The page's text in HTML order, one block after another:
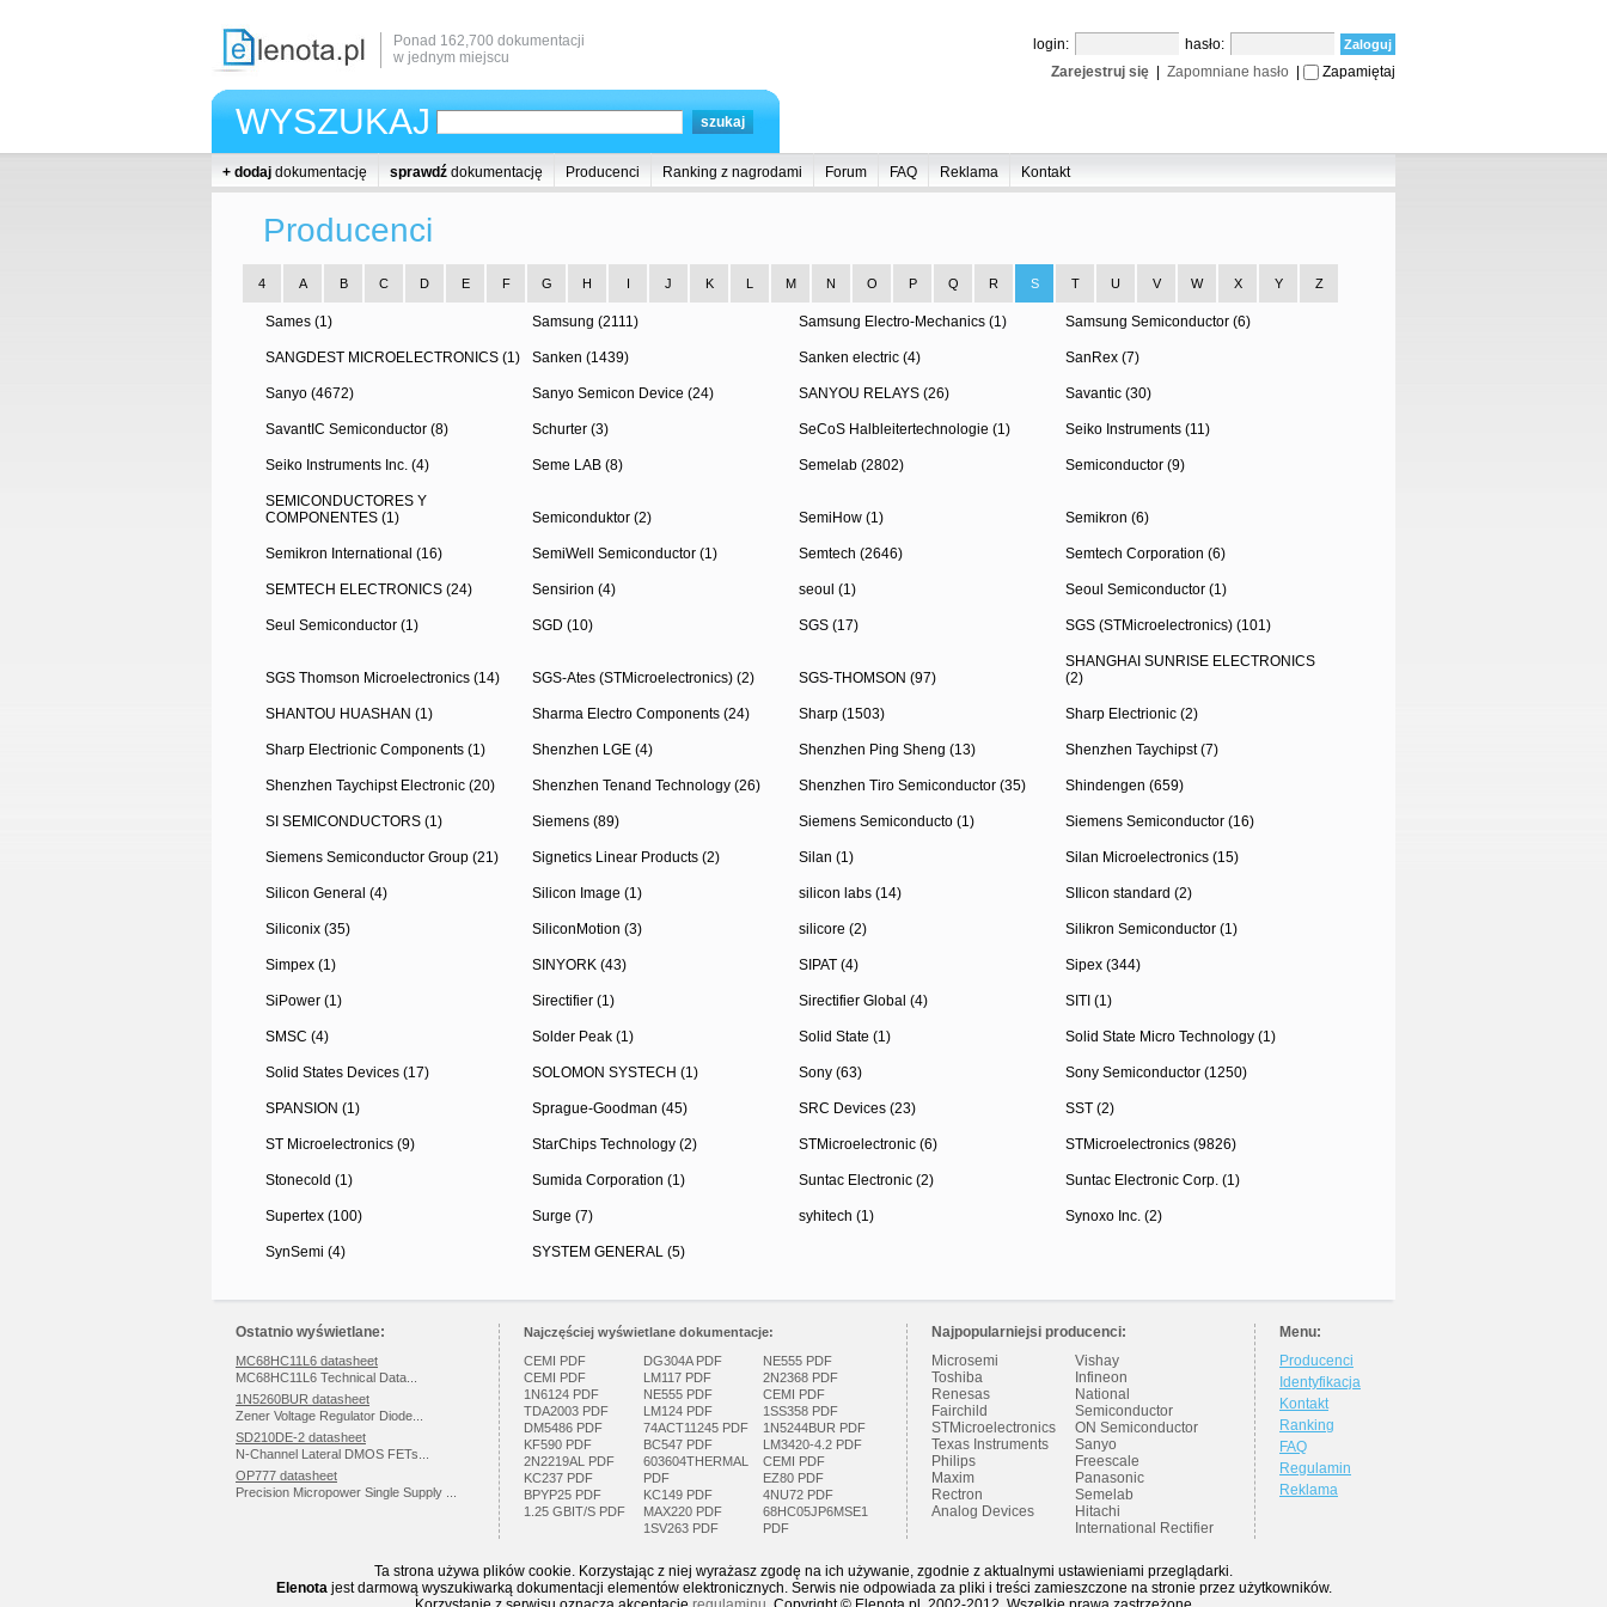
Ponad 162,700 dokumentacji
w jednym miejscu
login:
hasło:
Zarejestruj się
Zapomniane hasło Zapamiętaj
WYSZUKAJ
+ dodaj dokumentację sprawdź dokumentację Producenci Ranking z nagrodami Forum FAQ Reklama Kontakt
Producenci
4 A B C D E F G H I J K L M N O P Q R S T U V W X Y Z
Sames (1) Samsung (2111) Samsung Electro-Mechanics (1) Samsung Semiconductor (6)
SANGDEST MICROELECTRONICS (1) Sanken (1439) Sanken electric (4) SanRex (7)
Sanyo (4672) Sanyo Semicon Device (24) SANYOU RELAYS (26) Savantic (30)
SavantIC Semiconductor (8) Schurter (3) SeCoS Halbleitertechnologie (1) Seiko Instruments (11)
Seiko Instruments Inc. (4) Seme LAB (8) Semelab (2802) Semiconductor (9)
SEMICONDUCTORES Y
COMPONENTES (1)
Semiconduktor (2) SemiHow (1) Semikron (6)
Semikron International (16) SemiWell Semiconductor (1) Semtech (2646) Semtech Corporation (6)
SEMTECH ELECTRONICS (24) Sensirion (4) seoul (1) Seoul Semiconductor (1)
Seul Semiconductor (1) SGD (10) SGS (17) SGS (STMicroelectronics) (101)
SGS Thomson Microelectronics (14) SGS-Ates (STMicroelectronics) (2) SGS-THOMSON (97)
SHANGHAI SUNRISE ELECTRONICS
(2)
SHANTOU HUASHAN (1) Sharma Electro Components (24) Sharp (1503) Sharp Electrionic (2)
Sharp Electrionic Components (1) Shenzhen LGE (4) Shenzhen Ping Sheng (13) Shenzhen Taychipst (7)
Shenzhen Taychipst Electronic (20) Shenzhen Tenand Technology (26) Shenzhen Tiro Semiconductor (35) Shindengen (659)
SI SEMICONDUCTORS (1) Siemens (89) Siemens Semiconducto (1) Siemens Semiconductor (16)
Siemens Semiconductor Group (21) Signetics Linear Products (2) Silan (1) Silan Microelectronics (15)
Silicon General (4) Silicon Image (1) silicon labs (14) SIlicon standard (2)
Siliconix (35) SiliconMotion (3) silicore (2) Silikron Semiconductor (1)
Simpex (1) SINYORK (43) SIPAT (4) Sipex (344)
SiPower (1) Sirectifier (1) Sirectifier Global (4) SITI (1)
SMSC (4) Solder Peak (1) Solid State (1) Solid State Micro Technology (1)
Solid States Devices (17) SOLOMON SYSTECH (1) Sony (63) Sony Semiconductor (1250)
SPANSION (1) Sprague-Goodman (45) SRC Devices (23) SST (2)
ST Microelectronics (9) StarChips Technology (2) STMicroelectronic (6) STMicroelectronics (9826)
Stonecold (1) Sumida Corporation (1) Suntac Electronic (2) Suntac Electronic Corp. (1)
Supertex (100) Surge (7) syhitech (1) Synoxo Inc. (2)
SynSemi (4) SYSTEM GENERAL (5)
Ostatnio wyświetlane:
MC68HC11L6 datasheet
MC68HC11L6 Technical Data...
1N5260BUR datasheet
Zener Voltage Regulator Diode...
SD210DE-2 datasheet
N-Channel Lateral DMOS FETs...
OP777 datasheet
Precision Micropower Single Supply ...
Najczęściej wyświetlane dokumentacje:
CEMI PDF
CEMI PDF
1N6124 PDF
TDA2003 PDF
DM5486 PDF
KF590 PDF
2N2219AL PDF
KC237 PDF
BPYP25 PDF
1.25 GBIT/S PDF
DG304A PDF
LM117 PDF
NE555 PDF
LM124 PDF
74ACT11245 PDF
BC547 PDF
603604THERMAL
PDF
KC149 PDF
MAX220 PDF
1SV263 PDF
NE555 PDF
2N2368 PDF
CEMI PDF
1SS358 PDF
1N5244BUR PDF
LM3420-4.2 PDF
CEMI PDF
EZ80 PDF
4NU72 PDF
68HC05JP6MSE1
PDF
Najpopularniejsi producenci:
Microsemi
Toshiba
Renesas
Fairchild
STMicroelectronics
Texas Instruments
Philips
Maxim
Rectron
Analog Devices
Vishay
Infineon
National
Semiconductor
ON Semiconductor
Sanyo
Freescale
Panasonic
Semelab
Hitachi
International Rectifier
Menu:
Producenci
Identyfikacja
Kontakt
Ranking
FAQ
Regulamin
Reklama
Ta strona używa plików cookie. Korzystając z niej wyrażasz zgodę na ich używanie, zgodnie z aktualnymi ustawieniami przeglądarki.
Elenotajest darmową wyszukiwarką dokumentacji elementów elektronicznych. Serwis nie odpowiada za pliki i treści zamieszczone na stronie przez użytkowników.